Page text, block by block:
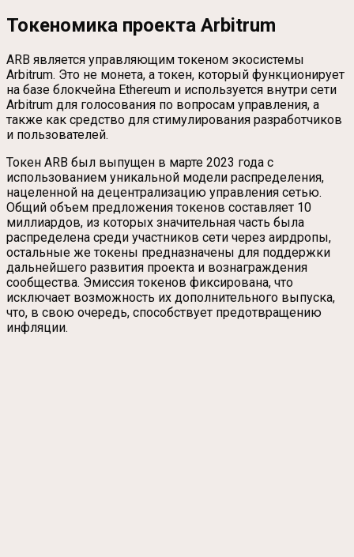
Токеномика проекта Arbitrum
ARB является управляющим токеном экосистемы
Arbitrum. Это не монета, а токен, который функционирует
на базе блокчейна Ethereum и используется внутри сети
Arbitrum для голосования по вопросам управления, а
также как средство для стимулирования разработчиков
и пользователей.
Токен ARB был выпущен в марте 2023 года с
использованием уникальной модели распределения,
нацеленной на децентрализацию управления сетью.
Общий объем предложения токенов составляет 10
миллиардов, из которых значительная часть была
распределена среди участников сети через аирдропы,
остальные же токены предназначены для поддержки
дальнейшего развития проекта и вознаграждения
сообщества. Эмиссия токенов фиксирована, что
исключает возможность их дополнительного выпуска,
что, в свою очередь, способствует предотвращению
инфляции.